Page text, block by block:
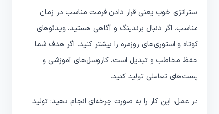
استراتژی خوب یعنی قرار دادن فرمت مناسب در زمان
مناسب. اگر دنبال برندینگ و آگاهی هستید، ویدئوهای
کوتاه و استوری‌های روزمره را بیشتر کنید. اگر هدف شما
حفظ مخاطب و تبدیل است، کاروسل‌های آموزشی و
پست‌های تعاملی تولید کنید.
در عمل، این کار را به صورت چرخه‌ای انجام دهید: تولید